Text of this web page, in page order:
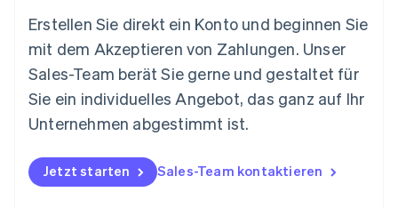
Erstellen Sie direkt ein Konto und beginnen Sie
mit dem Akzeptieren von Zahlungen. Unser
Sales-Team berät Sie gerne und gestaltet für
Sie ein individuelles Angebot, das ganz auf Ihr
Unternehmen abgestimmt ist.
Jetzt starten Sales-Team kontaktieren
English
Niederlande
Nederlands English
Norwegen
English
Österreich
Polen
English
Portugal